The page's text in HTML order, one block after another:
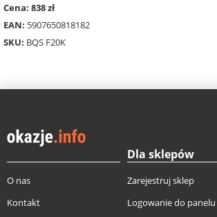
Cena: 838 zł
EAN: 5907650818182
SKU: BQS F20K
O nas
Kontakt
Dla sklepów
Zarejestruj sklep
Logowanie do panelu